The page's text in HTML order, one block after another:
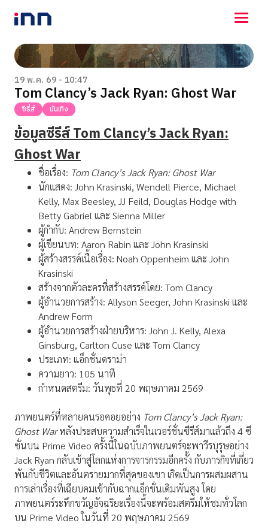
NEWS
ENTERTAINMENT
LIFESTYLE
HOROSCOPE
LOTTERY
VIDEO
ร่วมด้วยช่วยกัน
19 พ.ค. 69 - 10:47
Tom Clancy’s Jack Ryan: Ghost War
ซีรี่ส์ บันเทิง
ข้อมูลซีรีส์Tom Clancy’s Jack Ryan:
Ghost War
ชื่อเรื่อง: Tom Clancy’s Jack Ryan: Ghost War
นักแสดง: John Krasinski, Wendell Pierce, Michael
Kelly, Max Beesley, JJ Feild, Douglas Hodge with
Betty Gabriel และ Sienna Miller
ผู้กำกับ: Andrew Bernstein
ผู้เขียนบท: Aaron Rabin และ John Krasinski
ผู้สร้างสรรค์เนื้อเรื่อง: Noah Oppenheim และ John
Krasinski
สร้างจากตัวละครที่สร้างสรรค์โดย: Tom Clancy
ผู้อำนวยการสร้าง: Allyson Seeger, John Krasinski และ
Andrew Form
ผู้อำนวยการสร้างฝ่ายบริหาร: John J. Kelly, Alexa
Ginsburg, Carlton Cuse และ Tom Clancy
ประเภท: แอ็กชั่นดราม่า
ความยาว: 105 นาที
กำหนดสตรีม: วันพุธที่ 20 พฤษภาคม 2569
ภาพยนตร์ที่หลายคนรอคอยอย่าง Tom Clancy’s Jack Ryan:
Ghost Warหลังประสบความสำเร็จในเวอร์ชั่นซีรีส์มาแล้วถึง 4 ซี
ซั่นบน Prime Video ครั้งนี้ในฉบับภาพยนตร์จะพาวีรบุรุษอย่าง
Jack Ryan กลับเข้าสู่โลกแห่งการจารกรรมอีกครั้ง กับภารกิจที่เกี่ยว
พันกับชีวิตและอันตรายมากที่สุดของเขา เกิดเป็นการผสมผสาน
การเล่าเรื่องที่เฉียบคมเข้ากับฉากแอ็กชั่นเดิมพันสูง โดย
ภาพยนตร์ระทึกขวัญอัจฉริยะเรื่องนี้จะพร้อมสตรีมให้ชมทั่วโลก
บน Prime Video ในวันที่ 20 พฤษภาคม 2569